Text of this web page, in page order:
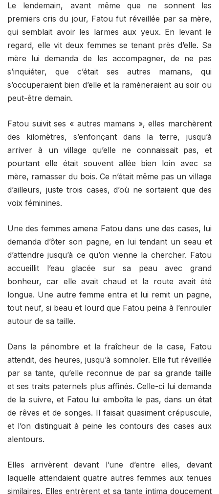
Le lendemain, avant même que ne sonnent les
premiers cris du jour, Fatou fut réveillée par sa mère,
qui semblait avoir les larmes aux yeux. En levant le
regard, elle vit deux femmes se tenant près d’elle. Sa
mère lui demanda de les accompagner, de ne pas
s’inquiéter, que c’était ses autres mamans, qui
s’occuperaient bien d’elle et la ramèneraient au soir ou
peut-être demain.
Fatou suivit ses « autres mamans », elles marchèrent
des kilomètres, s’enfonçant dans la terre, jusqu’à
arriver à un village qu’elle ne connaissait pas, et
pourtant elle était souvent allée bien loin avec sa
mère, ramasser du bois. Ce n’était même pas un village
d’ailleurs, juste trois cases, d’où ne sortaient que des
voix féminines.
Une des femmes amena Fatou dans une des cases, lui
demanda d’ôter son pagne, en lui tendant un seau et
d’attendre jusqu’à ce qu’on vienne la chercher. Fatou
accueillit l’eau glacée sur sa peau avec grand
bonheur, car elle avait chaud et la route avait été
longue. Une autre femme entra et lui remit un pagne,
tout neuf, si beau et lourd que Fatou peina à l’enrouler
autour de sa taille.
Dans la pénombre et la fraîcheur de la case, Fatou
attendit, des heures, jusqu’à somnoler. Elle fut réveillée
par sa tante, qu’elle reconnue de par sa grande taille
et ses traits paternels plus affinés. Celle-ci lui demanda
de la suivre, et Fatou lui emboîta le pas, dans un état
de rêves et de songes. Il faisait quasiment crépuscule,
et l’on distinguait à peine les contours des cases aux
alentours.
Elles arrivèrent devant l’une d’entre elles, devant
laquelle attendaient quatre autres femmes aux tenues
similaires. Elles entrèrent et sa tante intima doucement